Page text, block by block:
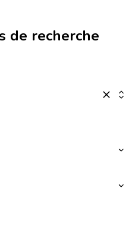
de recherche